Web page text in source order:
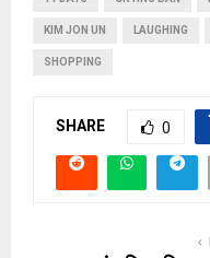
KIM JON UN LAUGHING
SHOPPING
SHARE 0